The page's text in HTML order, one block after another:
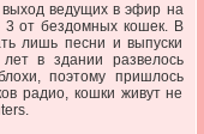
выход ведущих в эфир на
3 от бездомных кошек. В
лишь песни и выпуски
в здании развелось
поэтому пришлось
радио, кошки живут не